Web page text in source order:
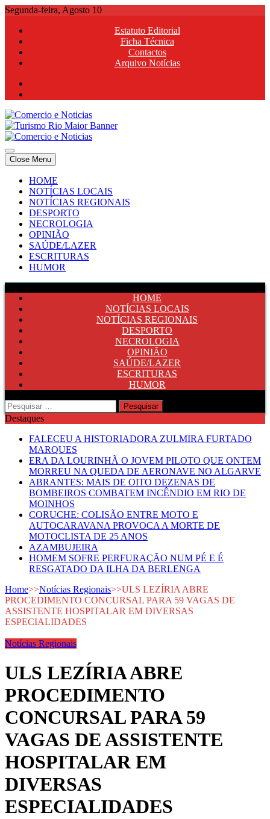
Skip
content
Segunda-feira, Agosto 10
Estatuto Editorial
Ficha Técnica
Contactos
Arquivo Notícias
Comercio e Noticias
Notícias e Publicidade Online
Comercio e Noticias
Notícias e Publicidade Online
Close Menu
HOME
NOTÍCIAS LOCAIS
NOTÍCIAS REGIONAIS
DESPORTO
NECROLOGIA
OPINIÃO
SAÚDE/LAZER
ESCRITURAS
HUMOR
HOME
NOTÍCIAS LOCAIS
NOTÍCIAS REGIONAIS
DESPORTO
NECROLOGIA
OPINIÃO
SAÚDE/LAZER
ESCRITURAS
HUMOR
Pesquisar
por:
Destaques
FALECEU A HISTORIADORA ZULMIRA FURTADO
MARQUES
ERA DA LOURINHÃ O JOVEM PILOTO QUE ONTEM
MORREU NA QUEDA DE AERONAVE NO ALGARVE
ABRANTES: MAIS DE OITO DEZENAS DE
BOMBEIROS COMBATEM INCÊNDIO EM RIO DE
MOINHOS
CORUCHE: COLISÃO ENTRE MOTO E
AUTOCARAVANA PROVOCA A MORTE DE
MOTOCLISTA DE 25 ANOS
AZAMBUJEIRA
HOMEM SOFRE PERFURAÇÃO NUM PÉ E É
RESGATADO DA ILHA DA BERLENGA
Home>>Notícias Regionais>>ULS LEZÍRIA ABRE
PROCEDIMENTO CONCURSAL PARA 59 VAGAS DE
ASSISTENTE HOSPITALAR EM DIVERSAS
ESPECIALIDADES
Notícias Regionais
ULS LEZÍRIA ABRE
PROCEDIMENTO
CONCURSAL PARA 59
VAGAS DE ASSISTENTE
HOSPITALAR EM
DIVERSAS
ESPECIALIDADES